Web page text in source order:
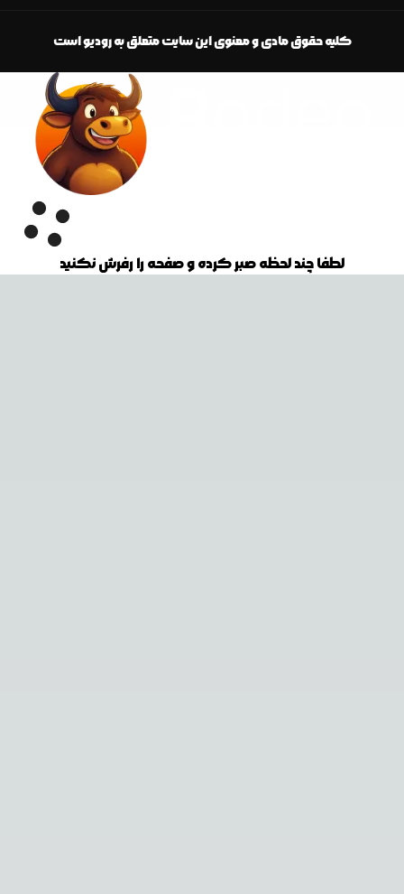
کلیه حقوق مادی و معنوی این سایت متعلق به رودیو است
لطفا چند لحظه صبر کرده و صفحه را رفرش نکنید